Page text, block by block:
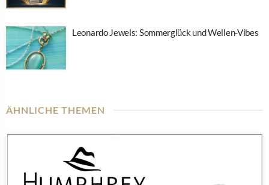
Leonardo Jewels: Sommerglück und Wellen-Vibes
ÄHNLICHE THEMEN